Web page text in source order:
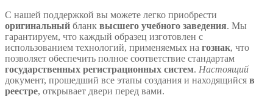
С нашей поддержкой вы можете легко приобрести
оригинальный бланк высшего учебного заведения. Мы
гарантируем, что каждый образец изготовлен с
использованием технологий, применяемых на гознак, что
позволяет обеспечить полное соответствие стандартам
государственных регистрационных систем. Настоящий
документ, прошедший все этапы создания и находящийся в
реестре, открывает двери перед вами.